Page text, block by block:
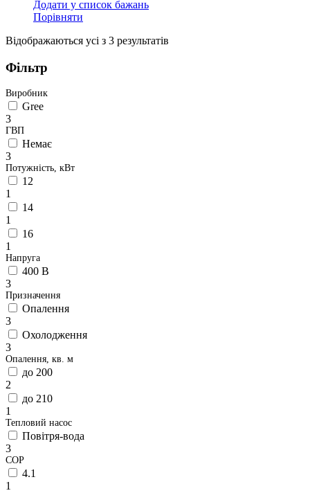
Додати у список бажань
Порівняти
Відображаються усі з 3 результатів
Фільтр
Виробник
Gree
3
ГВП
Немає
3
Потужність, кВт
12
1
14
1
16
1
Напруга
400 В
3
Призначення
Опалення
3
Охолодження
3
Опалення, кв. м
до 200
2
до 210
1
Тепловий насос
Повітря-вода
3
COP
4.1
1